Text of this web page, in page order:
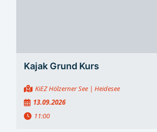
Kajak Grund Kurs
KiEZ Hölzerner See | Heidesee
13.09.2026
11:00